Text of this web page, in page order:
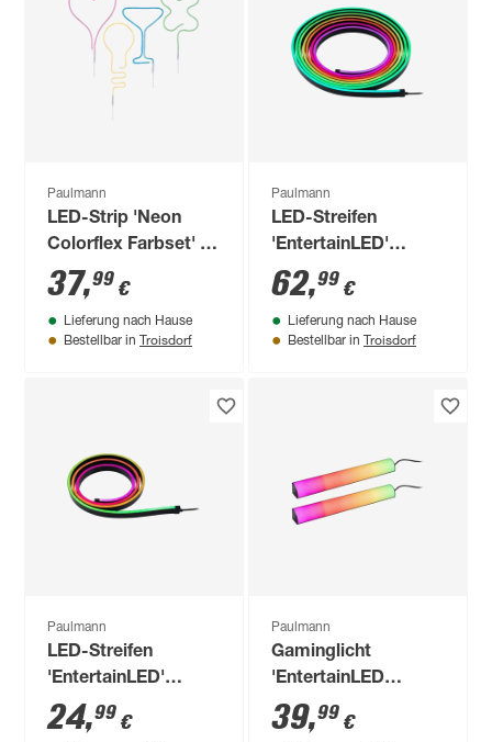
Paulmann
LED-Strip 'Neon
Colorflex Farbset' 4
x1 m 4 x 4,5 W weiß
37,99 €
Lieferung nach Hause
Bestellbar in Troisdorf
Paulmann
LED-Streifen
'EntertainLED'
schwarz 5 m 12 W
62,99 €
Lieferung nach Hause
Bestellbar in Troisdorf
Paulmann
LED-Streifen
'EntertainLED'
schwarz 1,5 m 3 W
24,99 €
Paulmann
Gaminglicht
'EntertainLED
Lightbar Dynamic
RGB' 2er Set 2 x 0,6
39,99 €